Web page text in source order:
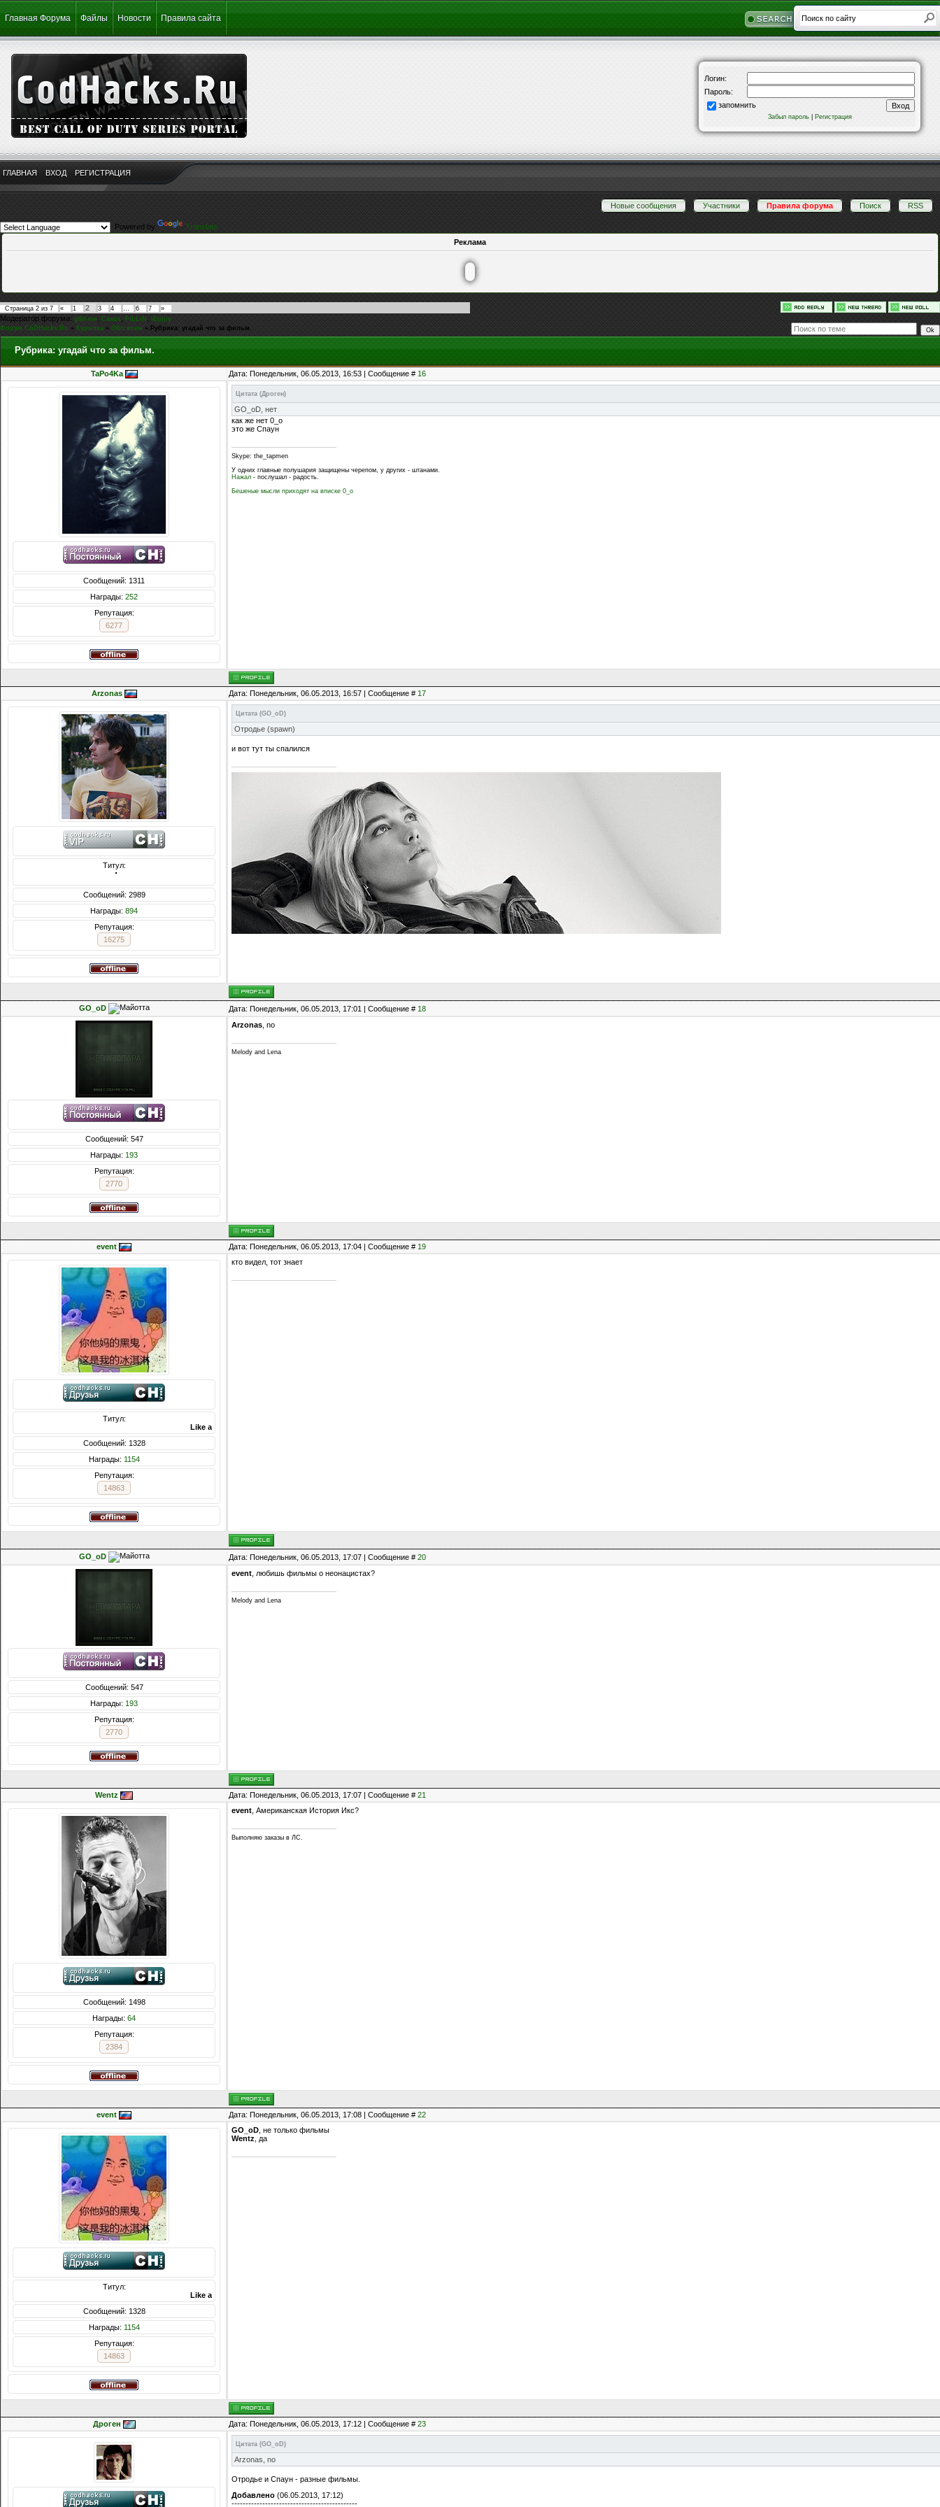
Главная Форума Файлы Новости Правила сайта
ГЛАВНАЯ ВХОД РЕГИСТРАЦИЯ
Логин:
Пароль:
запомнить
Забыл пароль| Регистрация
Новые сообщения · Участники · Правила форума · Поиск · RSS
Powered by
Translate
Реклама
Страница 2 из 7 « 1 2 3 4 … 6 7 »
Модератор форума:g0d-me,Casus, FiLLiN,iEnjoy
Форум CoDHacks.Ru » Курилка » Обо всем » Рубрика: угадай что за фильм.
Рубрика: угадай что за фильм.
TaPo4Ka Дата: Понедельник, 06.05.2013, 16:53 | Сообщение # 16
Сообщений: 1311
Награды: 252
Репутация:
6277
Цитата (Дроген)
GO_oD, нет
как же нет 0_о
это же Спаун
Skype: the_tapmen
У одних главные полушария защищены черепом, у других - штанами.
Нажал - послушал - радость.
Бешеные мысли приходят на вписке 0_о
Arzonas Дата: Понедельник, 06.05.2013, 16:57 | Сообщение # 17
Титул:
  ̍̍̍̍̍̍̍̍̍̍̍̍̍̍̍̍̍̍̍̍̍̍̍̍̍̍̍̍̍̍̍̍̍̍̍̍̍̍̍̍̍̍̍̍̍̍
Сообщений: 2989
Награды: 894
Репутация:
16275
Цитата (GO_oD)
Отродье (spawn)
и вот тут ты спалился
GO_oD Дата: Понедельник, 06.05.2013, 17:01 | Сообщение # 18
Сообщений: 547
Награды: 193
Репутация:
2770
Arzonas , no
Melody and Lena
event Дата: Понедельник, 06.05.2013, 17:04 | Сообщение # 19
Титул:
Сообщений: 1328
Награды: 1154
Репутация:
14863
кто видел, тот знает
GO_oD Дата: Понедельник, 06.05.2013, 17:07 | Сообщение # 20
Сообщений: 547
Награды: 193
Репутация:
2770
event , любишь фильмы о неонацистах?
Melody and Lena
Wentz Дата: Понедельник, 06.05.2013, 17:07 | Сообщение # 21
Сообщений: 1498
Награды: 64
Репутация:
2384
event , Американская История Икс?
Выполняю заказы в ЛС.
event Дата: Понедельник, 06.05.2013, 17:08 | Сообщение # 22
Титул:
Сообщений: 1328
Награды: 1154
Репутация:
14863
GO_oD , не только фильмы
Wentz , да
Дроген Дата: Понедельник, 06.05.2013, 17:12 | Сообщение # 23
Цитата (GO_oD)
Arzonas, no
Отродье и Спаун - разные фильмы.
Добавлено (06.05.2013, 17:12)
---------------------------------------------